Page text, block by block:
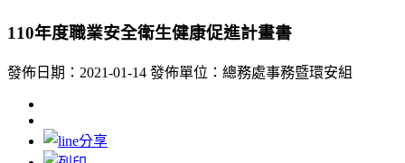
110年度職業安全衛生健康促進計畫書
發佈日期：2021-01-14 發佈單位：總務處事務暨環安組